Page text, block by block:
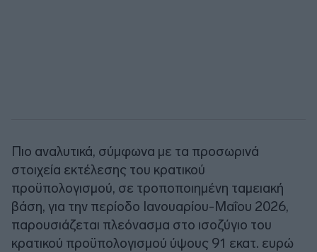
Πιο αναλυτικά, σύμφωνα με τα προσωρινά
στοιχεία εκτέλεσης του κρατικού
προϋπολογισμού, σε τροποποιημένη ταμειακή
βάση, για την περίοδο Ιανουαρίου-Μαΐου 2026,
παρουσιάζεται πλεόνασμα στο ισοζύγιο του
κρατικού προϋπολογισμού ύψους 91 εκατ. ευρώ